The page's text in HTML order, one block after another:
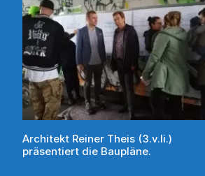
Architekt Reiner Theis (3.v.li.)
präsentiert die Baupläne.